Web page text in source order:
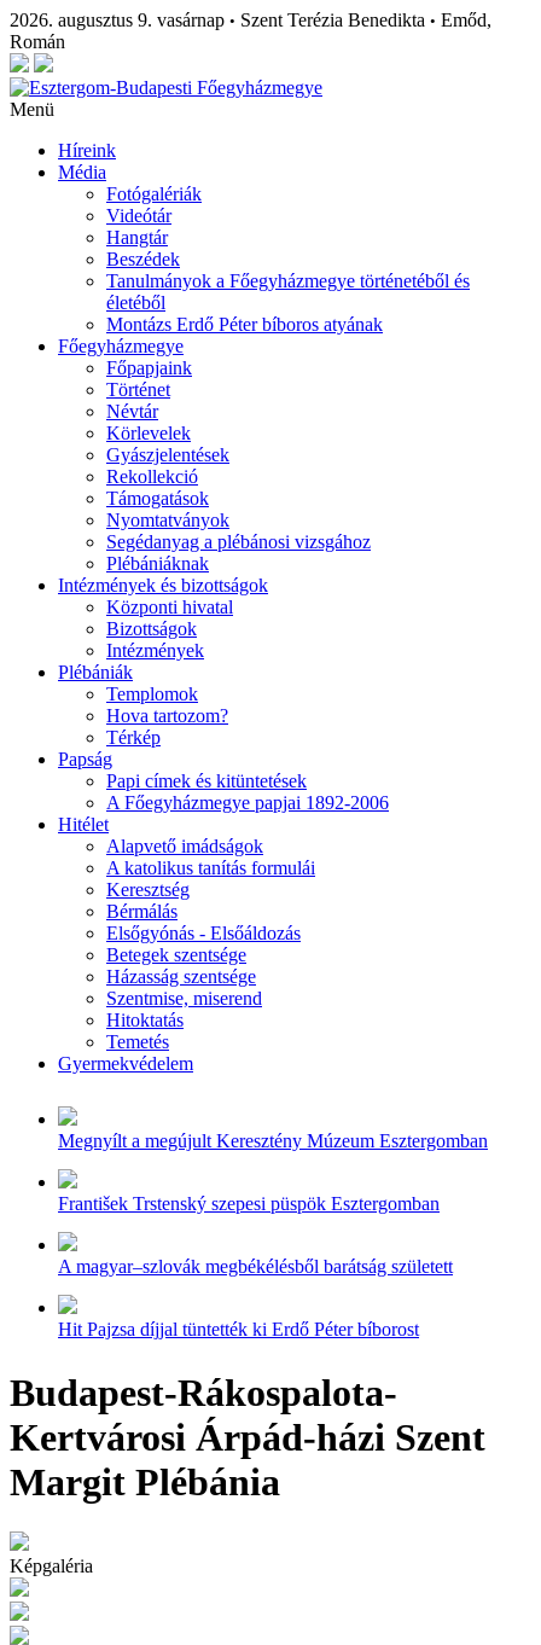
2026. augusztus 9. vasárnap • Szent Terézia Benedikta • Emőd,
Román
Menü
Híreink
Média
Fotógalériák
Videótár
Hangtár
Beszédek
Tanulmányok a Főegyházmegye történetéből és
életéből
Montázs Erdő Péter bíboros atyának
Főegyházmegye
Főpapjaink
Történet
Névtár
Körlevelek
Gyászjelentések
Rekollekció
Támogatások
Nyomtatványok
Segédanyag a plébánosi vizsgához
Plébániáknak
Intézmények és bizottságok
Központi hivatal
Bizottságok
Intézmények
Plébániák
Templomok
Hova tartozom?
Térkép
Papság
Papi címek és kitüntetések
A Főegyházmegye papjai 1892-2006
Hitélet
Alapvető imádságok
A katolikus tanítás formulái
Keresztség
Bérmálás
Elsőgyónás - Elsőáldozás
Betegek szentsége
Házasság szentsége
Szentmise, miserend
Hitoktatás
Temetés
Gyermekvédelem
Megnyílt a megújult Keresztény Múzeum Esztergomban
František Trstenský szepesi püspök Esztergomban
A magyar–szlovák megbékélésből barátság született
Hit Pajzsa díjjal tüntették ki Erdő Péter bíborost
Budapest-Rákospalota-
Kertvárosi Árpád-házi Szent
Margit Plébánia
Képgaléria